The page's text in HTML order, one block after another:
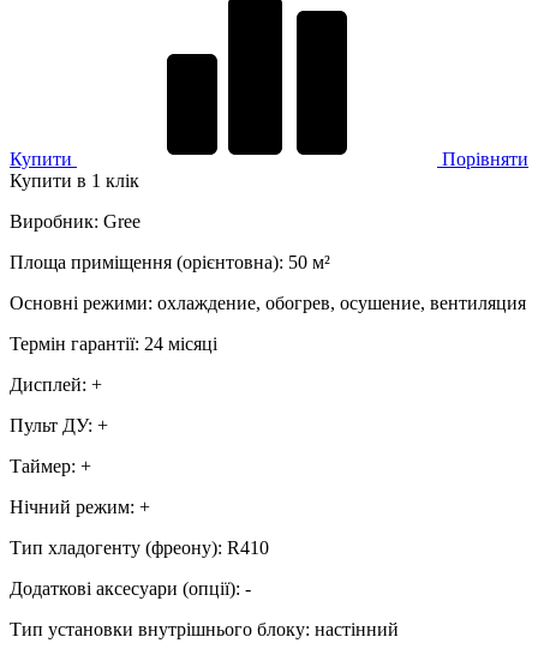
Купити
Порівняти
Купити в 1 клік
Виробник: Gree
Площа приміщення (орієнтовна): 50 м²
Основні режими: охлаждение, обогрев, осушение, вентиляция
Термін гарантії: 24 місяці
Дисплей: +
Пульт ДУ: +
Таймер: +
Нічний режим: +
Тип хладогенту (фреону): R410
Додаткові аксесуари (опції): -
Тип установки внутрішнього блоку: настінний